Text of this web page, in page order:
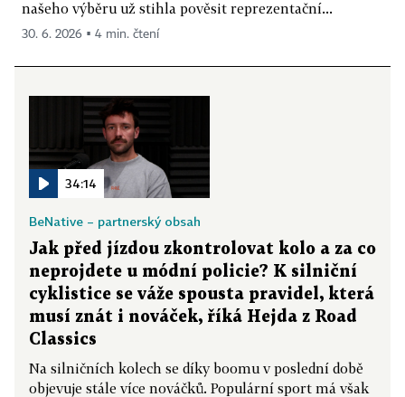
našeho výběru už stihla pověsit reprezentační...
30. 6. 2026 ▪ 4 min. čtení
34:14
BeNative – partnerský obsah
Jak před jízdou zkontrolovat kolo a za co
neprojdete u módní policie? K silniční
cyklistice se váže spousta pravidel, která
musí znát i nováček, říká Hejda z Road
Classics
Na silničních kolech se díky boomu v poslední době
objevuje stále více nováčků. Populární sport má však